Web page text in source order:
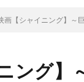
画【シャイニング】～
ング】